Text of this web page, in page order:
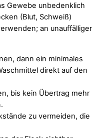
Gewebe unbedenklich
(Blut, Schweiß)
an unauffälliger
dann ein minimales
direkt auf den
bis kein Übertrag mehr
zu vermeiden, die